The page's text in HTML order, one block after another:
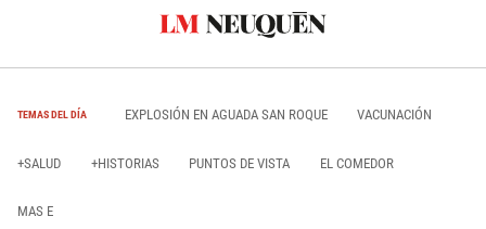
TEMAS DEL DÍA EXPLOSIÓN EN AGUADA SAN ROQUE VACUNACIÓN
+SALUD +HISTORIAS PUNTOS DE VISTA EL COMEDOR
MAS E